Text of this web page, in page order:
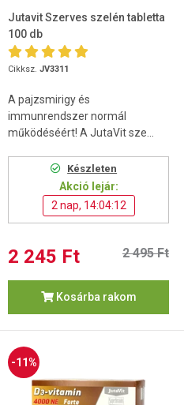
Jutavit Szerves szelén tabletta
100 db
Cikksz. JV3311
A pajzsmirigy és
immunrendszer normál
működéséért! A JutaVit sze...
Készleten
Akció lejár:
2 nap, 14:04:11
2 245 Ft 2 495 Ft
Kosárba rakom
-11%